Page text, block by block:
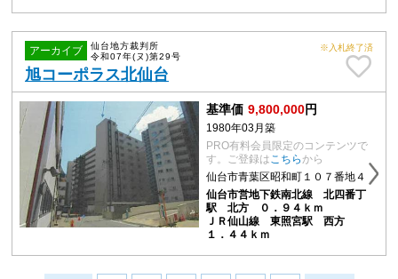
アーカイブ
仙台地方裁判所
令和07年(ヌ)第29号
旭コーポラス北仙台
※入札終了済
基準価 9,800,000円
1980年03月築
PRO有料会員限定のコンテンツで
す。ご登録はこちら から
仙台市青葉区昭和町１０７番地４
仙台市営地下鉄南北線 北四番丁
駅 北方 ０．９４ｋｍ
ＪＲ仙山線 東照宮駅 西方
１．４４ｋｍ